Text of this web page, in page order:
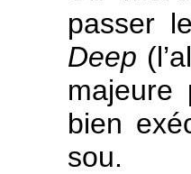
passer
Deep
bien
sou.